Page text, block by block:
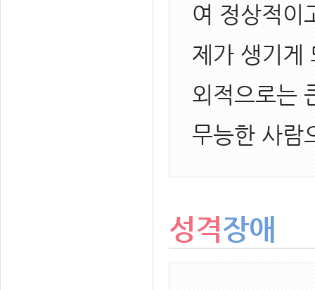
여 정상적이
제가 생기게
외적으로는
무능한 사람
성격장애